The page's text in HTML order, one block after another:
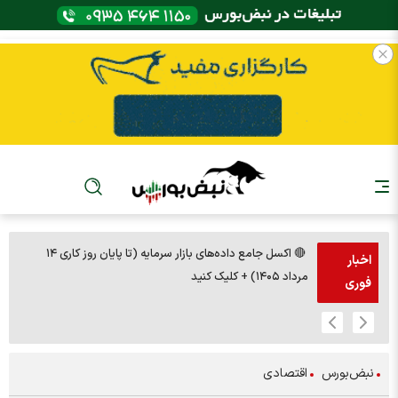
اخبار
فوری
🔴 اکسل جامع داده‌های بازار سرمایه (تا پایان روز کاری ۱۴
مرداد ۱۴۰۵) + کلیک کنید
نبض‌بورس اقتصادی